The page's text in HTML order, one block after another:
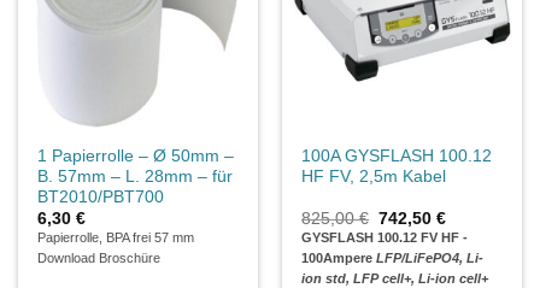
1 Papierrolle – Ø 50mm –
B. 57mm – L. 28mm – für
BT2010/PBT700
6,30€
Papierrolle, BPA frei 57 mm
Download Broschüre
100A GYSFLASH 100.12
HF FV, 2,5m Kabel
825,00€ Ursprünglicher
Preis
war:
825,00 €
742,50€Aktueller
Preis
ist:
742,50 €.
GYSFLASH 100.12 FV HF -
100Ampere LFP/LiFePO4, Li-
ion std, LFP cell+, Li-ion cell+